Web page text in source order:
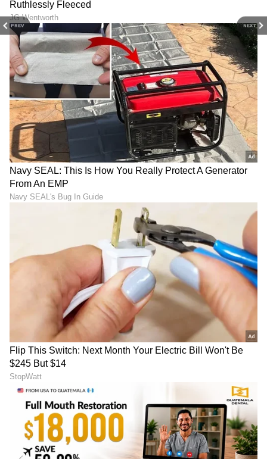
PREV NEXT
Image Credit :Instagram
ಅಂತಿಮ ಯಾತ್ರೆ
ಇದರ ನಡುವೆಯೇ ದಿಲೀಪ್​ ರಾಜ್​ ಅವರ ಅಂತಿಮ
ಯಾತ್ರೆಯನ್ನು ನಡೆಸಲಾಗಿದೆ. ಇದರ ವಿಡಿಯೋಗಳು ವೈರಲ್​
ಆಗುತ್ತಿವೆ. ಅವರ ಪಾರ್ಥಿವ ಶರೀರವನ್ನು ರಾಮನಗರಕ್ಕೆ
ಕೊಂಡೊಯ್ಯಲಾಗಿದ್ದು, ಅಲ್ಲಿಯೇ ಅಂತಿಮ ವಿಧಿ ವಿಧಾನಗಳು
ನಡೆಯಲಿವೆ.
ಕನ್ನಡ ಸಿನಿಮಾ ( Kannada Cinema News ), ಟಿವಿ
ಕಾರ್ಯಕ್ರಮಗಳು (
ಸುದ್ದಿಗಳು ಮತ್ತು ಇತ್ತೀಚಿನ ಸುದ್ದಿಗಳಿಗಾಗಿ ಏಷ್ಯಾನೆಟ್
ಸುವರ್ಣ ನ್ಯೂಸ್‌ನಲ್ಲಿ ಮನರಂಜನಾ ವಿಭಾಗ ನೋಡಿ.
ಸಿನಿಮಾ ವಿಮರ್ಶೆಗಳು (Kannada Movies Review),
ತಾರೆಯರ ಸಂದರ್ಶನಗಳು, ಧಾರಾವಾಹಿ ಅಪ್‌ಡೇಟ್ಸ್‌,
ತೆರೆಮರೆಯ ಕಥೆಗಳು,
OTT ರಿಲೀಸ್‌ಗಳ ಬಗ್ಗೆ